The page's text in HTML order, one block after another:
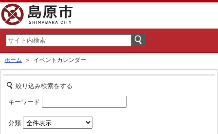
ホーム ＞ イベントカレンダー
絞り込み検索をする
キーワード
分類